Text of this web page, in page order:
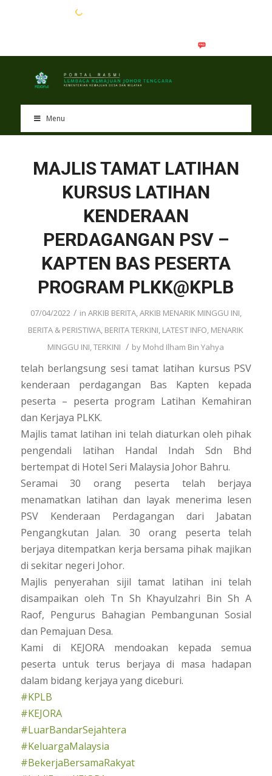
Menu
MAJLIS TAMAT LATIHAN
KURSUS LATIHAN
KENDERAAN
PERDAGANGAN PSV –
KAPTEN BAS PESERTA
PROGRAM PLKK@KPLB
07/04/2022 / in ARKIB BERITA,ARKIB MENARIK MINGGU INI,
BERITA & PERISTIWA, BERITA TERKINI, LATEST INFO, MENARIK
MINGGU INI,TERKINI / by Mohd Ilham Bin Yahya
telah berlangsung sesi tamat latihan kursus PSV
kenderaan perdagangan Bas Kapten kepada
peserta – peserta program Latihan Kemahiran
dan Kerjaya PLKK.
Majlis tamat latihan ini telah diaturkan oleh pihak
pengendali latihan Handal Indah Sdn Bhd
bertempat di Hotel Seri Malaysia Johor Bahru.
Seramai 30 orang peserta telah berjaya
menamatkan latihan dan layak menerima lesen
PSV Kenderaan Perdagangan dari Jabatan
Pengangkutan Jalan. 30 orang peserta telah
berjaya ditempatkan kerja bersama pihak majikan
di sekitar negeri Johor.
Majlis penyerahan sijil tamat latihan ini telah
disampaikan oleh Tn Sh Khayulzahri Bin Sh A
Raof, Pengurus Bahagian Pembangunan Sosial
dan Pemajuan Desa.
Kami di KEJORA mendoakan kepada semua
peserta untuk terus berjaya di masa hadapan
dalam bidang kerjaya yang diceburi.
#KPLB
#KEJORA
#LuarBandarSejahtera
#KeluargaMalaysia
#BekerjaBersamaRakyat